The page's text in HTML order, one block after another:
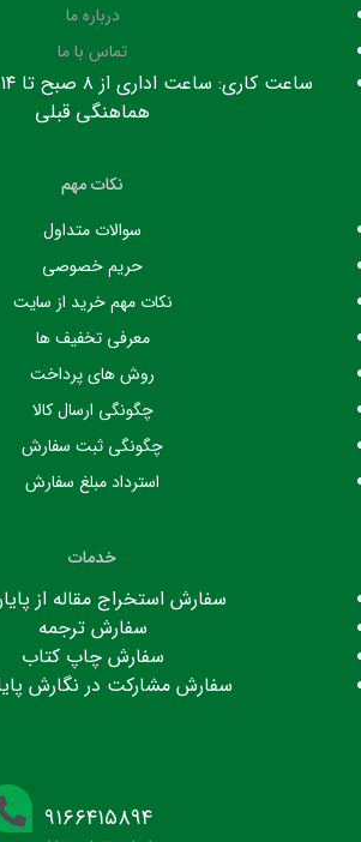
درباره ما
تماس با ما
هماهنگی قبلی
نکات مهم
سوالات متداول
حریم خصوصی
نکات مهم خرید از سایت
معرفی تخفیف ها
روش های پرداخت
چگونگی ارسال کالا
چگونگی ثبت سفارش
استرداد مبلغ سفارش
خدمات
سفارش استخراج مقاله از
سفارش ترجمه
سفارش چاپ کتاب
سفارش مشارکت در نگارش
۹۱۶۶۴۱۵۸۹۴